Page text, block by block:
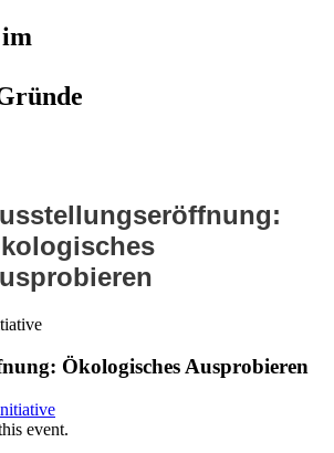
Ökologisches Ausprobieren
event.